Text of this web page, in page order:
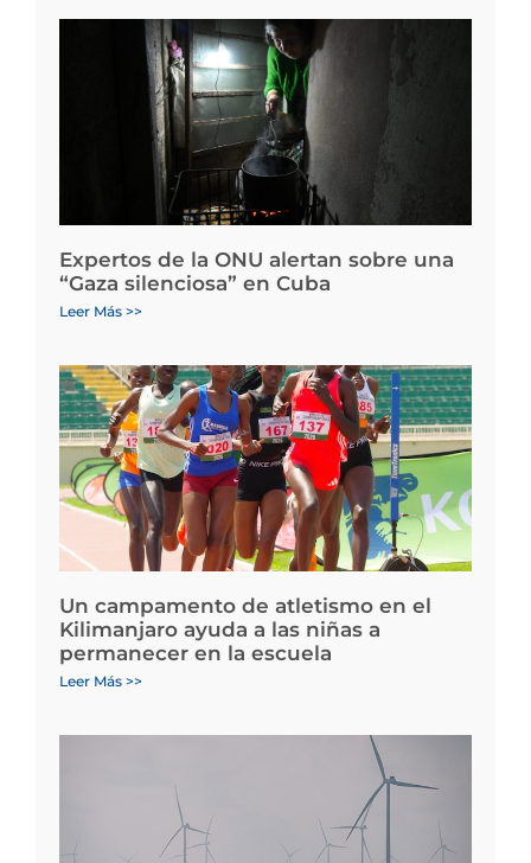
Expertos de la ONU alertan sobre una
“Gaza silenciosa” en Cuba
Leer Más >>
Un campamento de atletismo en el
Kilimanjaro ayuda a las niñas a
permanecer en la escuela
Leer Más >>